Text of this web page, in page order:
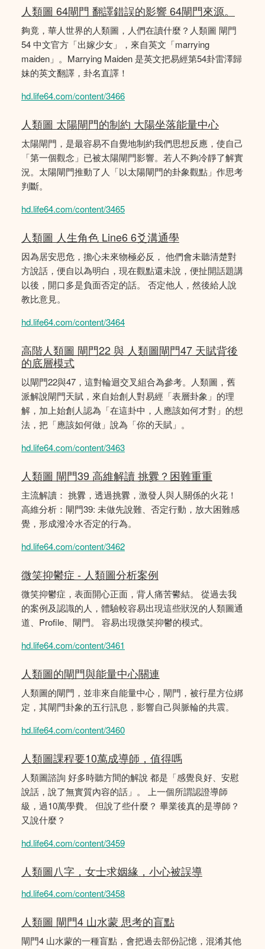
人類圖 64閘門 翻譯錯誤的影響 64閘門來源。
夠竟，華人世界的人類圖，人們在讀什麼？人類圖 閘門
54 中文官方「出嫁少女」，來自英文「marrying
maiden」。Marrying Maiden 是英文把易經第54卦雷澤歸
妹的英文翻譯，卦名直譯！
hd.life64.com/content/3466
人類圖 太陽閘門的制約 大陽坐落能量中心
太陽閘門，是最容易不自覺地制約我們思想反應，使自己
「第一個觀念」已被太陽閘門影響。若人不夠冷靜了解實
況。太陽閘門推動了人「以太陽閘門的卦象觀點」作思考
判斷。
hd.life64.com/content/3465
人類圖 人生角色 Line6 6爻溝通學
因為居安思危，擔心未來物極必反， 他們會未聽清楚對
方說話，便自以為明白，現在觀點還未說，便扯開話題講
以後，開口多是負面否定的話。 否定他人，然後給人說
教比意見。
hd.life64.com/content/3464
高階人類圖 閘門22 與 人類圖閘門47 天賦背後
的底層模式
以閘門22與47，這對輪迴交叉組合為參考。人類圖，舊
派解說閘門天賦，來自始創人對易經「表層卦象」的理
解，加上始創人認為「在這卦中，人應該如何才對」的想
法，把「應該如何做」說為「你的天賦」。
hd.life64.com/content/3463
人類圖 閘門39 高維解讀 挑釁？困難重重
主流解讀： 挑釁，透過挑釁，激發人與人關係的火花！
高維分析：閘門39: 未做先說難、否定行動，放大困難感
覺，形成潑冷水否定的行為。
hd.life64.com/content/3462
微笑抑鬱症 - 人類圖分析案例
微笑抑鬱症，表面開心正面，背人痛苦鬰結。 從過去我
的案例及認識的人，體驗較容易出現這些狀況的人類圖通
道、Profile、閘門。 容易出現微笑抑鬱的模式。
hd.life64.com/content/3461
人類圖的閘門與能量中心關連
人類圖的閘門，並非來自能量中心，閘門，被行星方位綁
定，其閘門卦象的五行訊息，影響自己與脈輪的共震。
hd.life64.com/content/3460
人類圖課程要10萬成導師，值得嗎
人類圖諮詢 好多時聽方間的解說 都是「感覺良好、安慰
說話，說了無實質內容的話」。 上一個所謂認證導師
級，過10萬學費。 但說了些什麼？ 畢業後真的是導師？
又說什麼？
hd.life64.com/content/3459
人類圖八字，女士求姻緣，小心被誤導
hd.life64.com/content/3458
人類圖 閘門4 山水蒙 思考的盲點
閘門4 山水蒙的一種盲點，會把過去部份記憶，混淆其他